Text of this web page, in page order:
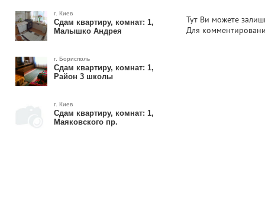
г. Киев
Сдам квартиру, комнат: 1,
Малышко Андрея
г. Борисполь
Сдам квартиру, комнат: 1,
Район 3 школы
г. Киев
Сдам квартиру, комнат: 1,
Маяковского пр.
Тут Ви можете
Для